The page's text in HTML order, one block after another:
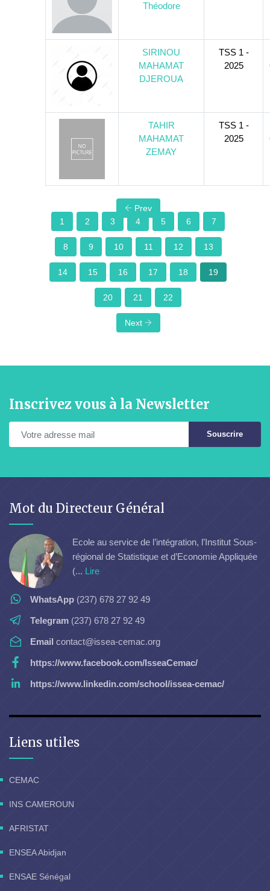
Théodore
SIRINOU
MAHAMAT
DJEROUA
TSS 1 -
2025
TAHIR
MAHAMAT
ZEMAY
TSS 1 -
2025
Prev
1
2 3 4 5 6 7
8 9 10 11 12 13
14 15 16 17 18 19
20 21 22
Next
Inscrivez vous à la Newsletter
Souscrire
Mot du Directeur Général
Ecole au service de l’intégration, l’Institut Sous-
régional de Statistique et d’Economie Appliquée
(... Lire
WhatsApp (237) 678 27 92 49
Telegram (237) 678 27 92 49
Email contact@issea-cemac.org
https://www.facebook.com/IsseaCemac/
https://www.linkedin.com/school/issea-cemac/
Liens utiles
CEMAC
INS CAMEROUN
AFRISTAT
ENSEA Abidjan
ENSAE Sénégal